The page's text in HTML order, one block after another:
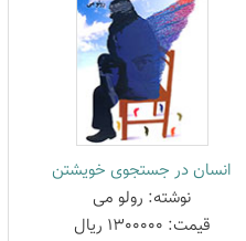
انسان در جستجوی خویشتن
نوشته: رولو می
قیمت: 1300000 ریال